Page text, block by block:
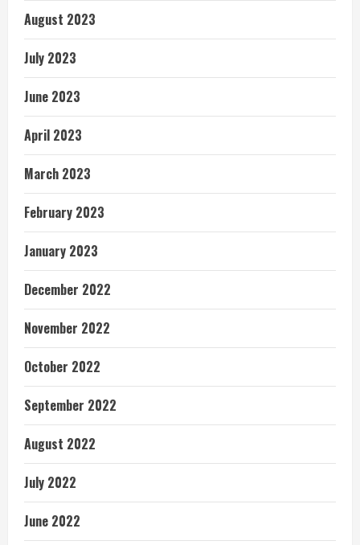
August 2023
July 2023
June 2023
April 2023
March 2023
February 2023
January 2023
December 2022
November 2022
October 2022
September 2022
August 2022
July 2022
June 2022